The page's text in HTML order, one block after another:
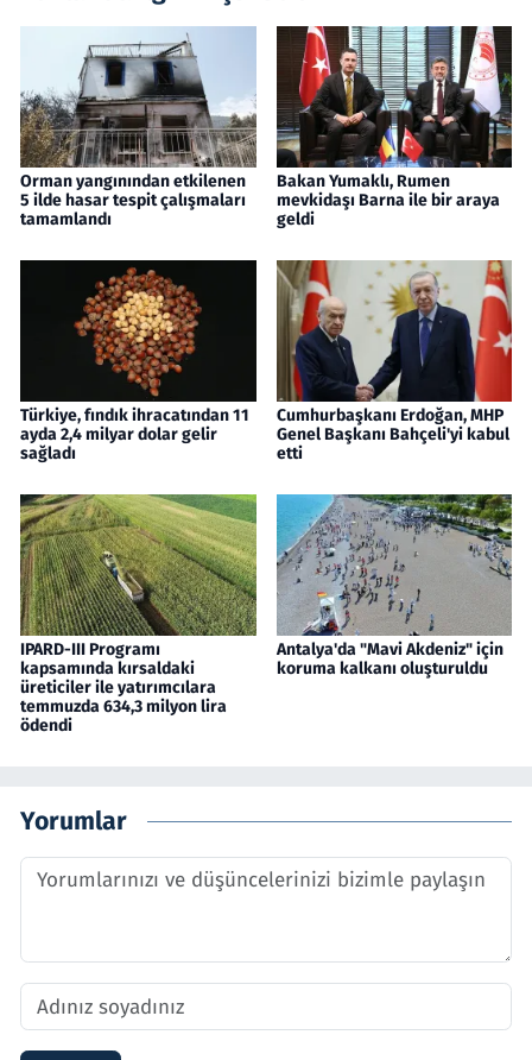
Orman yangınından etkilenen
5 ilde hasar tespit çalışmaları
tamamlandı
Bakan Yumaklı, Rumen
mevkidaşı Barna ile bir araya
geldi
Türkiye, fındık ihracatından 11
ayda 2,4 milyar dolar gelir
sağladı
Cumhurbaşkanı Erdoğan, MHP
Genel Başkanı Bahçeli'yi kabul
etti
IPARD-III Programı
kapsamında kırsaldaki
üreticiler ile yatırımcılara
temmuzda 634,3 milyon lira
ödendi
Antalya'da "Mavi Akdeniz" için
koruma kalkanı oluşturuldu
Yorumlar